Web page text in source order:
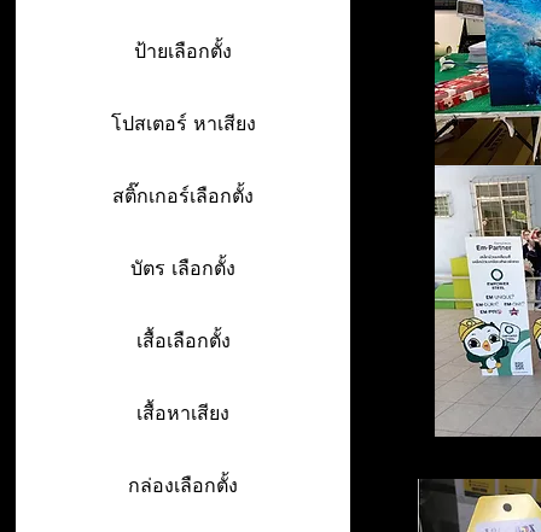
ป้ายเลือกตั้ง
โปสเตอร์ หาเสียง
สติ๊กเกอร์เลือกตั้ง
บัตร เลือกตั้ง
เสื้อเลือกตั้ง
เสื้อหาเสียง
กล่องเลือกตั้ง